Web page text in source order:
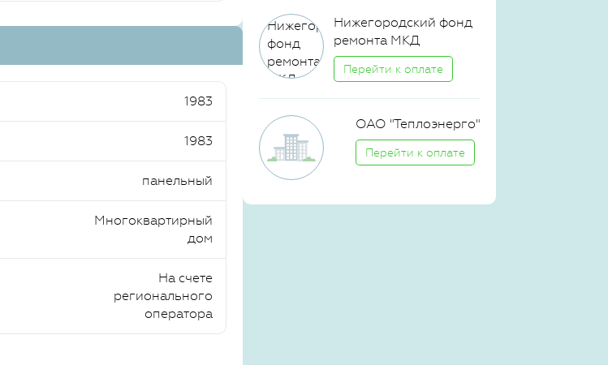
1983
1983
панельный
Многоквартирный
дом
На счете
регионального
оператора
Нижегородский фонд
ремонта МКД
Перейти к оплате
ОАО "Теплоэнерго"
Перейти к оплате